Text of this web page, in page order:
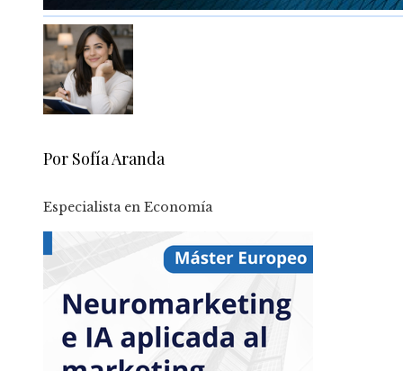
Por Sofía Aranda
Especialista en Economía